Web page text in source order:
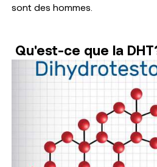
sont des hommes.
Qu'est-ce que la